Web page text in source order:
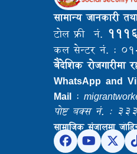
सामान्य जानकारी
टोल फ्री नं. १११६
कल सेन्टर नं. :
बैदेशिक राेजगारीमा
WhatsApp and
Mail :
पोष्ट बक्स नं. : ३३३
सामाजिक संजालमा